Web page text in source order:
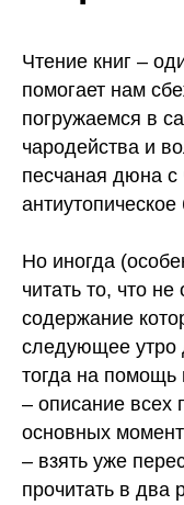
Чтение книг –
помогает нам
погружаемся в
чародейства и
песчаная дюна
Но иногда
читать то, что не
содержание
следующее утро
тогда на помощь
– описание всех
основных
– взять уже
прочитать в два